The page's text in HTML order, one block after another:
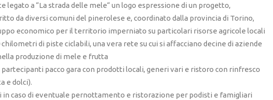
legato a “La strada delle mele“ un logo espressione di un progetto,
da diversi comuni del pinerolese e, coordinato dalla provincia di Torino,
economico per il territorio imperniato su particolari risorse agricole locali
chilometri di piste ciclabili, una vera rete su cui si affacciano decine di aziende
produzione di mele e frutta
pacco gara con prodotti locali, generi vari e ristoro con rinfresco
e dolci).
caso di eventuale pernottamento e ristorazione per podisti e famigliari